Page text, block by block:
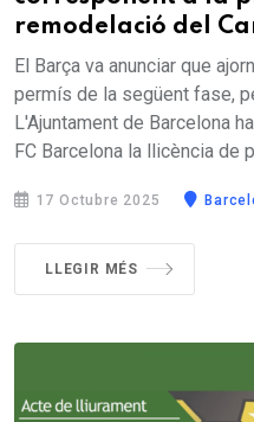
remodelació del
El Barça va anunciar que
permís de la següent fase,
L'Ajuntament de Barcelona
FC Barcelona la llicència de
17 Octubre 2025
LLEGIR MÉS